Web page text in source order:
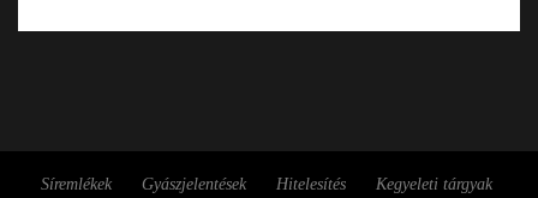
Síremlékek Gyászjelentések Hitelesítés Kegyeleti tárgyak